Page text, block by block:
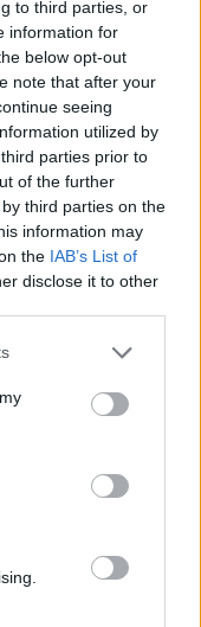
to third parties, or
information for
below opt-out
note that after your
seeing
utilized by
parties prior to
of the further
third parties on the
information may
the IAB’s List of
disclose it to other
or more Google
You may click to
party tags to
in below Google
storia, numeri e